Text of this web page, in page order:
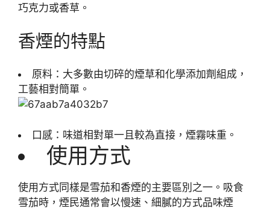
巧克力或香草。
香煙的特點
原料：大多數由切碎的煙草和化學添加劑組成，
工藝相對簡單。
口感：味道相對單一且較為直接，煙霧味重。
使用方式
使用方式同樣是雪茄和香煙的主要區別之一。吸食
雪茄時，煙民通常會以慢速、細膩的方式品味煙